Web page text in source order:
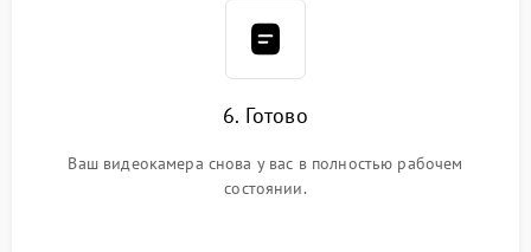
6. Готово
Ваш видеокамера снова у вас в полностью рабочем
состоянии.